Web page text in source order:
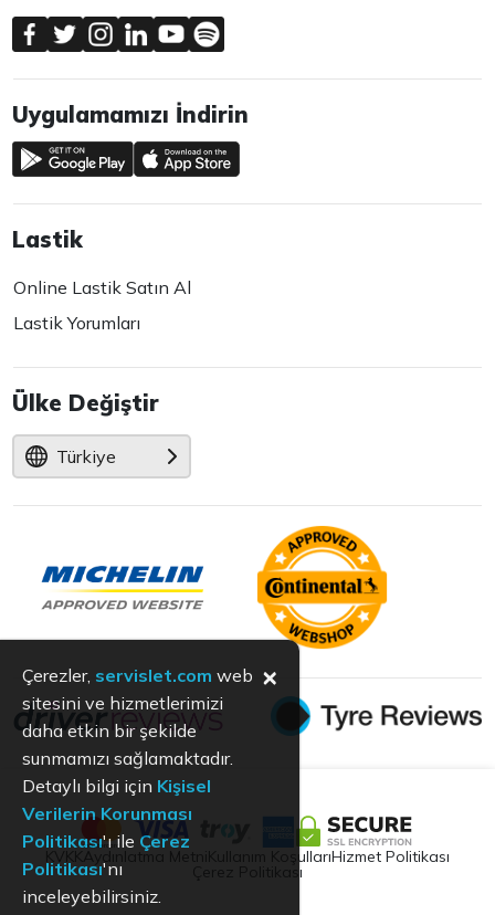
Uygulamamızı İndirin
Lastik
Online Lastik Satın Al
Lastik Yorumları
Ülke Değiştir
Türkiye
Aydınlatma Metni Kullanım KoşullarıHizmet Politikası
Çerez Politikası
Çerezler, servislet.com web
sitesini ve hizmetlerimizi
daha etkin bir şekilde
sunmamızı sağlamaktadır.
Detaylı bilgi için Kişisel
Verilerin Korunması
Politikası'ı ile Çerez
Politikası'nı
inceleyebilirsiniz.
×